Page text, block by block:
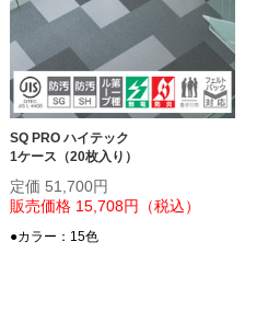
SQ PRO ハイテック
1ケース（20枚入り）
定価 51,700円
販売価格 15,708円（税込）
●カラー：15色